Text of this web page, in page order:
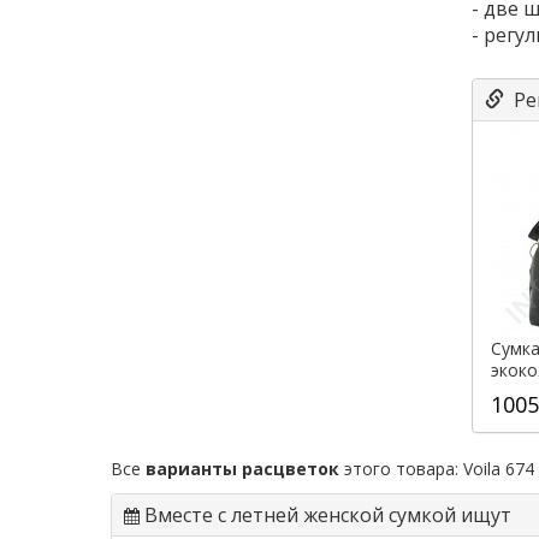
- две
-
Все варианты расцветок этого товара: Voila 674
Вместе с летней женской сумкой ищут